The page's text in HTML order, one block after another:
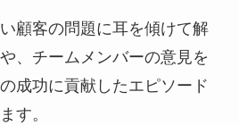
顧客の問題に耳を傾けて解
、チームメンバーの意見を
成功に貢献したエピソード
す。